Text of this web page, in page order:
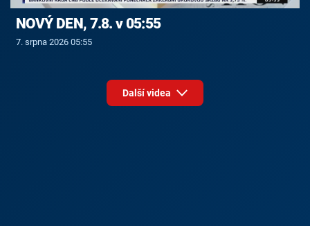
NOVÝ DEN, 7.8. v 05:55
7. srpna 2026 05:55
Další videa